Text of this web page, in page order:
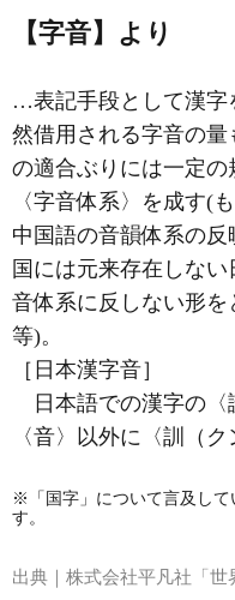
【字音】より
…表記手段として漢字
然借用される字音の
の適合ぶりには一定
〈字音体系〉を成す(
中国語の音韻体系の
国には元来存在しな
音体系に反しない形を
等)。
［日本漢字音］
日本語での漢字の〈
〈音〉以外に〈訓（
※「国字」について言及して
す。
出典｜ 株式会社平凡社「世